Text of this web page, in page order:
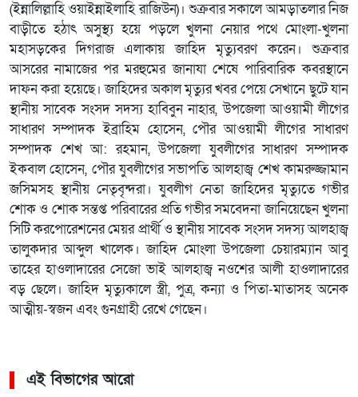
(ইন্নালিল্লাহি ওয়াইন্নাইলাহি রাজিউন)। শুক্রবার সকালে আমড়াতলার নিজ
বাড়ীতে হঠাৎ অসুস্থ্য হয়ে পড়লে খুলনা নেয়ার পথে মোংলা-খুলনা
মহাসড়কের দিগরাজ এলাকায় জাহিদ মৃত্যুবরণ করেন। শুক্রবার
আসরের নামাজের পর মরহুমের জানাযা শেষে পারিবারিক কবরস্থানে
দাফন করা হয়েছে। জাহিদের অকাল মৃত্যুর খবর পেয়ে সেখানে ছুটে যান
স্থানীয় সাবেক সংসদ সদস্য হাবিবুন নাহার, উপজেলা আওয়ামী লীগের
সাধারণ সম্পাদক ইব্রাহিম হোসেন, পৌর আওয়ামী লীগের সাধারণ
সম্পাদক শেখ আ: রহমান, উপজেলা যুবলীগের সাধারণ সম্পাদক
ইকবাল হোসেন, পৌর যুবলীগের সভাপতি আলহাজ্ব শেখ কামরুজ্জামান
জসিমসহ স্থানীয় নেতৃবৃন্দরা। যুবলীগ নেতা জাহিদের মৃত্যুতে গভীর
শোক ও শোক সন্তপ্ত পরিবারের প্রতি গভীর সমবেদনা জানিয়েছেন খুলনা
সিটি করপোরেশনের মেয়র প্রার্থী ও স্থানীয় সাবেক সংসদ সদস্য আলহাজ্ব
তালুকদার আব্দুল খালেক। জাহিদ মোংলা উপজেলা চেয়ারম্যান আবু
তাহের হাওলাদারের সেজো ভাই আলহাজ্ব নওশের আলী হাওলাদারের
বড় ছেলে। জাহিদ মৃত্যুকালে স্ত্রী, পুত্র, কন্যা ও পিতা-মাতাসহ অনেক
আত্মীয়-স্বজন এবং গুনগ্রাহী রেখে গেছেন।
এই বিভাগের আরো